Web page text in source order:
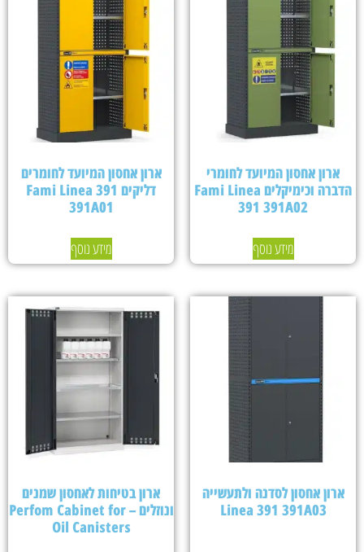
ארון אחסון המיועד לחומרי
הדברה וכימיקלים Fami Linea
391 391A02
מידע נוסף
ארון אחסון המיועד לחומרים
דליקים Fami Linea 391
391A01
מידע נוסף
ארון אחסון לסדנה ולתעשייה
Linea 391 391A03
ארון בטיחות לאחסון שמנים
ונוזלים – Perfom Cabinet for
Oil Canisters